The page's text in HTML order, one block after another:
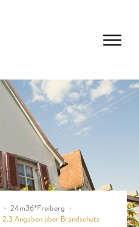
24m36*Freiberg
2.3 Angaben über Brandschutz